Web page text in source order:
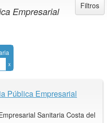
Empresarial Filtros
x
Pública Empresarial
Sanitaria Costa del